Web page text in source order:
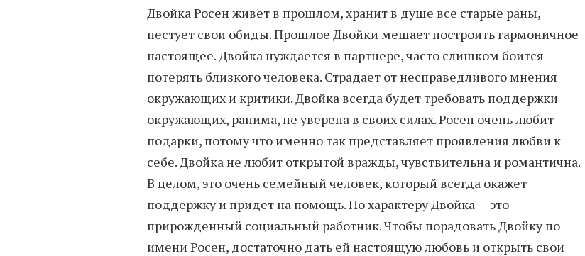
Двойка Росен живет в прошлом, хранит в душе все старые раны,
пестует свои обиды. Прошлое Двойки мешает построить гармоничное
настоящее. Двойка нуждается в партнере, часто слишком боится
потерять близкого человека. Страдает от несправедливого мнения
окружающих и критики. Двойка всегда будет требовать поддержки
окружающих, ранима, не уверена в своих силах. Росен очень любит
подарки, потому что именно так представляет проявления любви к
себе. Двойка не любит открытой вражды, чувствительна и романтична.
В целом, это очень семейный человек, который всегда окажет
поддержку и придет на помощь. По характеру Двойка — это
прирожденный социальный работник. Чтобы порадовать Двойку по
имени Росен, достаточно дать ей настоящую любовь и открыть свои